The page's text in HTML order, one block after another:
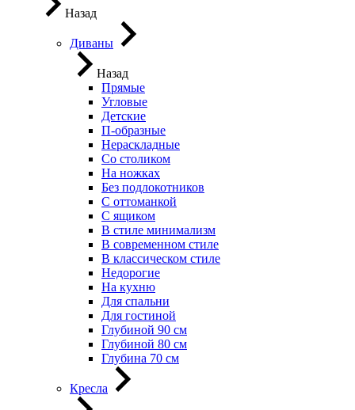
Назад
Диваны
Назад
Прямые
Угловые
Детские
П-образные
Нераскладные
Со столиком
На ножках
Без подлокотников
С оттоманкой
С ящиком
В стиле минимализм
В современном стиле
В классическом стиле
Недорогие
На кухню
Для спальни
Для гостиной
Глубиной 90 см
Глубиной 80 см
Глубина 70 см
Кресла